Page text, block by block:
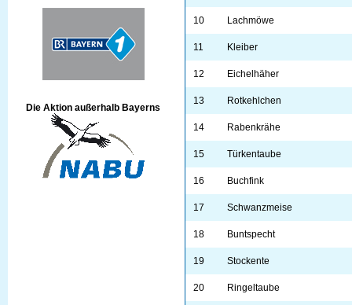
Die Aktion außerhalb Bayerns
10 Lachmöwe
11 Kleiber
12 Eichelhäher
13 Rotkehlchen
14 Rabenkrähe
15 Türkentaube
16 Buchfink
17 Schwanzmeise
18 Buntspecht
19 Stockente
20 Ringeltaube